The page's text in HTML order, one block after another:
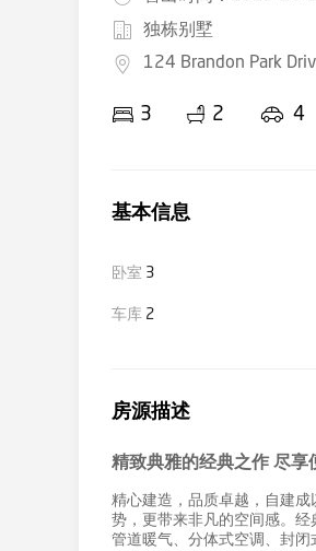
独栋别墅
124 Brandon Park
3 2 4
基本信息
卧室 3
车库 2
房源描述
精致典雅的经典之作 尽享
精心建造，品质卓越，自建
势，更带来非凡的空间感。
管道暖气、分体式空调、封